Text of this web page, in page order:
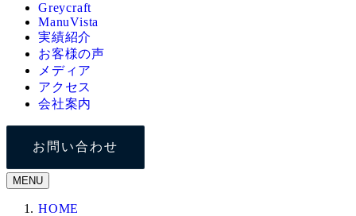
Greycraft
ManuVista
実績紹介
お客様の声
メディア
アクセス
会社案内
お問い合わせ
MENU
HOME